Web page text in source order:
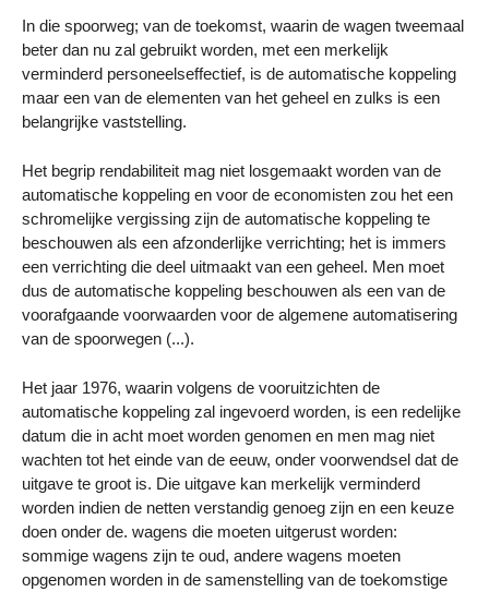
In die spoorweg; van de toekomst, waarin de wagen tweemaal
beter dan nu zal gebruikt worden, met een merkelijk
verminderd personeelseffectief, is de automatische koppeling
maar een van de elementen van het geheel en zulks is een
belangrijke vaststelling.
Het begrip rendabiliteit mag niet losgemaakt worden van de
automatische koppeling en voor de economisten zou het een
schromelijke vergissing zijn de automatische koppeling te
beschouwen als een afzonderlijke verrichting; het is immers
een verrichting die deel uitmaakt van een geheel. Men moet
dus de automatische koppeling beschouwen als een van de
voorafgaande voorwaarden voor de algemene automatisering
van de spoorwegen (...).
Het jaar 1976, waarin volgens de vooruitzichten de
automatische koppeling zal ingevoerd worden, is een redelijke
datum die in acht moet worden genomen en men mag niet
wachten tot het einde van de eeuw, onder voorwendsel dat de
uitgave te groot is. Die uitgave kan merkelijk verminderd
worden indien de netten verstandig genoeg zijn en een keuze
doen onder de. wagens die moeten uitgerust worden:
sommige wagens zijn te oud, andere wagens moeten
opgenomen worden in de samenstelling van de toekomstige